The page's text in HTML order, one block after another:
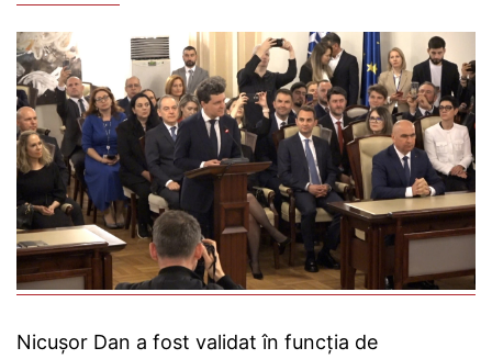
Nicuşor Dan a fost validat în funcţia de